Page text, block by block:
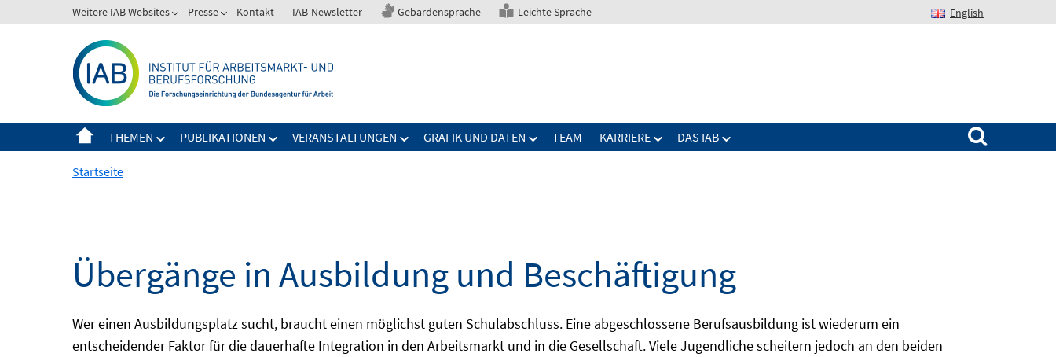
zum
Weitere IAB Websites Presse Kontakt IAB-Newsletter Gebärdensprache Leichte Sprache English
THEMEN PUBLIKATIONEN VERANSTALTUNGEN GRAFIK UND DATEN TEAM KARRIERE DAS IAB
Suchen nach:
Startseite
Übergänge in Ausbildung und Beschäftigung
Wer einen Ausbildungsplatz sucht, braucht einen möglichst guten Schulabschluss. Eine abgeschlossene Berufsausbildung ist wiederum ein
entscheidender Faktor für die dauerhafte Integration in den Arbeitsmarkt und in die Gesellschaft. Viele Jugendliche scheitern jedoch an den beiden